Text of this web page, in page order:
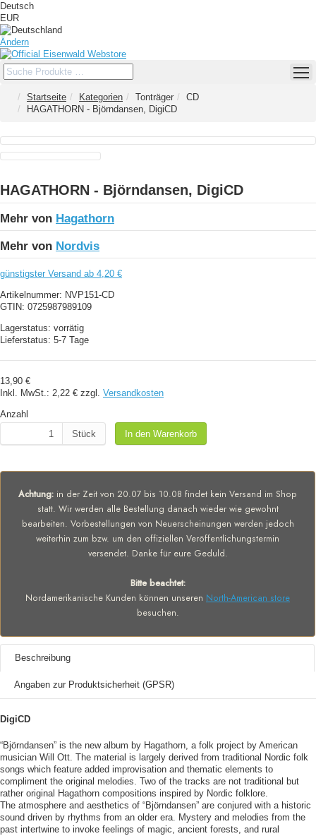
Deutsch
EUR
Ändern
Startseite Kategorien Tonträger
CD
HAGATHORN - Björndansen, DigiCD
HAGATHORN - Björndansen, DigiCD
Mehr von Hagathorn
Mehr von Nordvis
günstigster Versand ab 4,20 €
Artikelnummer: NVP151-CD
GTIN: 0725987989109
Lagerstatus: vorrätig
Lieferstatus: 5-7 Tage
13,90 €
Inkl. MwSt.: 2,22 € zzgl. Versandkosten
Anzahl
Stück
In den Warenkorb
Achtung: in der Zeit von 20.07 bis 10.08 findet kein Versand im Shop
statt. Wir werden alle Bestellung danach wieder wie gewohnt
bearbeiten. Vorbestellungen von Neuerscheinungen werden jedoch
weiterhin zum bzw. um den offiziellen Veröffentlichungstermin
versendet. Danke für eure Geduld.
Bitte beachtet:
Nordamerikanische Kunden können unseren North-American store
besuchen.
Beschreibung
Angaben zur Produktsicherheit (GPSR)
DigiCD
“Björndansen” is the new album by Hagathorn, a folk project by American
musician Will Ott. The material is largely derived from traditional Nordic folk
songs which feature added improvisation and thematic elements to
compliment the original melodies. Two of the tracks are not traditional but
rather original Hagathorn compositions inspired by Nordic folklore.
The atmosphere and aesthetics of “Björndansen” are conjured with a historic
sound driven by rhythms from an older era. Mystery and melodies from the
past intertwine to invoke feelings of magic, ancient forests, and rural